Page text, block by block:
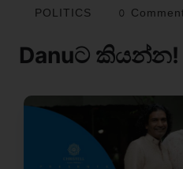
POLITICS 0